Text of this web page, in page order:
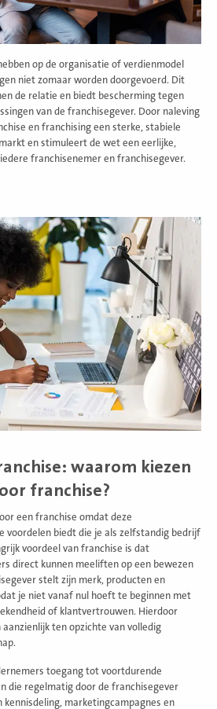
op de organisatie of verdienmodel
niet zomaar worden doorgevoerd. Dit
de relatie en biedt bescherming tegen
van de franchisegever. Door naleving
en franchising een sterke, stabiele
en stimuleert de wet een eerlijke,
franchisenemer en franchisegever.
waarom kiezen
franchise?
een franchise omdat deze
voordelen biedt die je als zelfstandig bedrijf
voordeel van franchise is dat
direct kunnen meeliften op een bewezen
stelt zijn merk, producten en
je niet vanaf nul hoeft te beginnen met
of klantvertrouwen. Hierdoor
ten opzichte van volledig
toegang tot voortdurende
die regelmatig door de franchisegever
kennisdeling, marketingcampagnes en